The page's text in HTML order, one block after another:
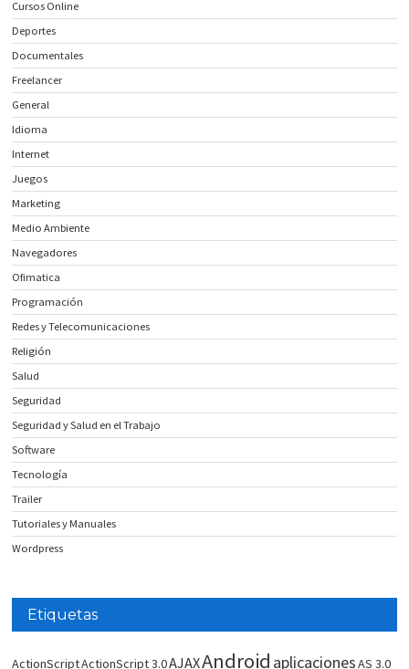
Cursos Online
Deportes
Documentales
Freelancer
General
Idioma
Internet
Juegos
Marketing
Medio Ambiente
Navegadores
Ofimatica
Programación
Redes y Telecomunicaciones
Religión
Salud
Seguridad
Seguridad y Salud en el Trabajo
Software
Tecnología
Trailer
Tutoriales y Manuales
Wordpress
Etiquetas
ActionScriptActionScript 3.0AJAXAndroid aplicacionesAS 3.0